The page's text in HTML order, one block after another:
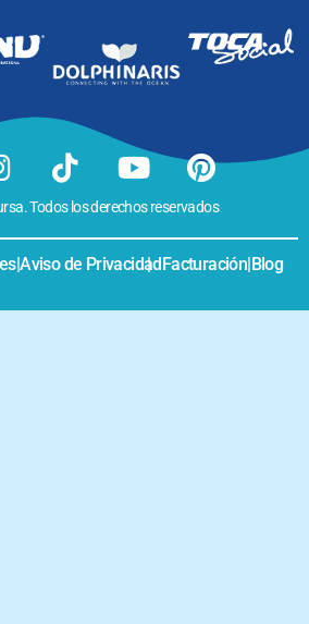
Todos los derechos reservados
|Aviso de Privacidad
| Facturación|Blog